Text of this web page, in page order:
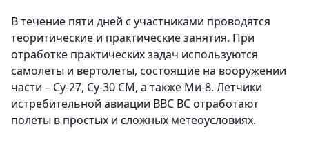
В течение пяти дней с участниками проводятся
теоритические и практические занятия. При
отработке практических задач используются
самолеты и вертолеты, состоящие на вооружении
части – Су-27, Су-30 СМ, а также Ми-8. Летчики
истребительной авиации ВВС ВС отработают
полеты в простых и сложных метеоусловиях.